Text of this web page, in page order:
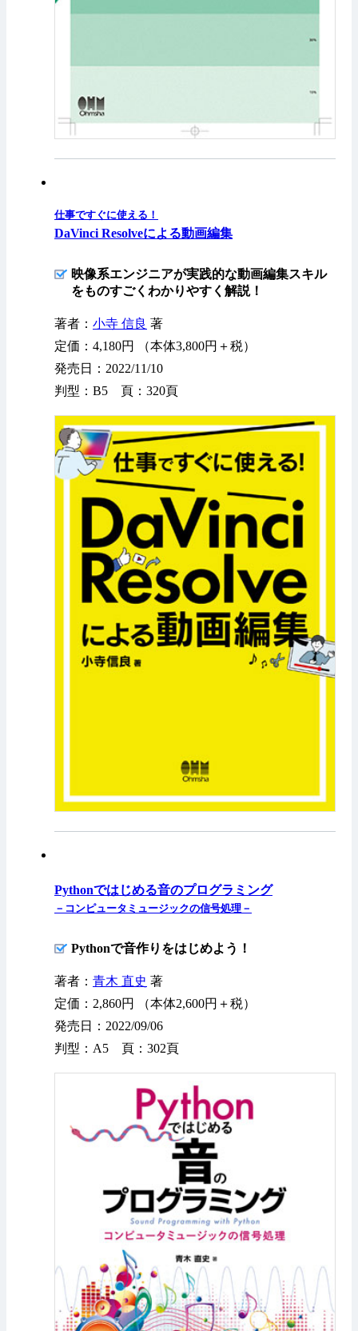
仕事ですぐに使える！
DaVinci Resolveによる動画編集
映像系エンジニアが実践的な動画編集スキル
をものすごくわかりやすく解説！
著者： 小寺 信良 著
定価：4,180円 （本体3,800円＋税）
発売日：2022/11/10
判型：B5 頁：320頁
Pythonではじめる音のプログラミング
－コンピュータミュージックの信号処理－
Pythonで音作りをはじめよう！
著者： 青木 直史 著
定価：2,860円 （本体2,600円＋税）
発売日：2022/09/06
判型：A5 頁：302頁